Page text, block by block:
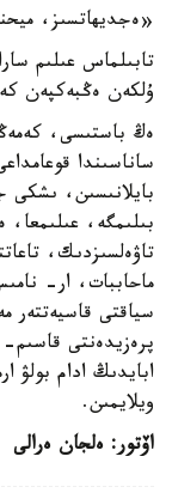
«ەجديھاتسىز،
تابىلماس عىلىم
ۇلكەن ەڭبەكپەن
ەڭ باستىسى،
ساناسىندا
بايلانىسىن، ىشكى
بىلىمگە،
تاۋەلسىزدىك،
ماحاببات، ار-
سياقتى قاسيەتتەر
پرەزيدەنتى قاسىم-
ابايدىڭ ادام بولۋ
ويلايمىن.
اۆتور: ەلجان ەرالى